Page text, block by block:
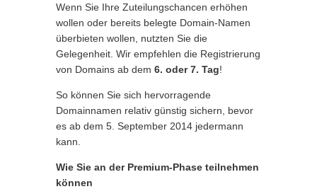
Wenn Sie Ihre Zuteilungschancen erhöhen
wollen oder bereits belegte Domain-Namen
überbieten wollen, nutzten Sie die
Gelegenheit. Wir empfehlen die Registrierung
von Domains ab dem 6. oder 7. Tag!
So können Sie sich hervorragende
Domainnamen relativ günstig sichern, bevor
es ab dem 5. September 2014 jedermann
kann.
Wie Sie an der Premium-Phase teilnehmen
können